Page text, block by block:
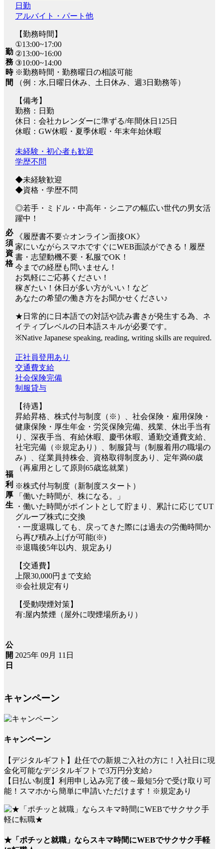
勤
務
時
間
日勤
アルバイト・パート他
【勤務時間】
①13:00~17:00
②13:00~16:00
③10:00~14:00
※勤務時間・勤務曜日の相談可能
（例：水,日曜日休み、土日休み、週3日勤務等）
【備考】
勤務：日勤
休日：会社カレンダーに準ずる/年間休日125日
休暇：GW休暇・夏季休暇・年末年始休暇
必
須
資
格
未経験・初心者も歓迎
学歴不問
◆未経験歓迎
◆資格・学歴不問
◎若手・ミドル・中高年・シニアの幅広い世代の男女活
躍中！
《履歴書不要☆オンライン面接OK》
家にいながらスマホですぐにWEB面談ができる！履歴
書・志望動機不要・私服でOK！
今までの経歴も問いません！
お気軽にご応募ください！
稼ぎたい！休日が多い方がいい！など
あなたの希望の働き方をお聞かせください♪
★日常的に日本語での対話や読み書きが発生する為、ネ
イティブレベルの日本語スキルが必要です。
※Native Japanese speaking, reading, writing skills are required.
福
利
厚
生
正社員登用あり
交通費支給
社会保険完備
制服貸与
【待遇】
昇給昇格、株式付与制度（※）、社会保険・雇用保険・
健康保険・厚生年金・労災保険完備、残業、休出手当有
り、深夜手当、有給休暇、慶弔休暇、通勤交通費支給、
社宅完備（※規定あり）、制服貸与（制服着用の職場の
み）、従業員持株会、資格取得制度あり、定年満60歳
（再雇用として原則65歳迄就業）
※株式付与制度（新制度スタート）
「働いた時間が、株になる。」
・働いた時間がポイントとして貯まり、累計に応じてUT
グループ株式に交換
・一度退職しても、戻ってきた際には過去の労働時間か
ら再び積み上げが可能(※)
※退職後5年以内、規定あり
【交通費】
上限30,000円まで支給
※会社規定有り
【受動喫煙対策】
有:屋内禁煙（屋外に喫煙場所あり）
公
開
日
2025年 09月 11日
キャンペーン
キャンペーン
【デジタルギフト】赴任での新規ご入社の方に！入社日に現
金化可能なデジタルギフトで3万円分支給♪
【日払い制度】利用申し込み完了後～最短5分で受け取り可
能！スマホから簡単に申請いただけます！※規定あり
★「ポチッと就職」ならスキマ時間にWEBでサクサク手軽